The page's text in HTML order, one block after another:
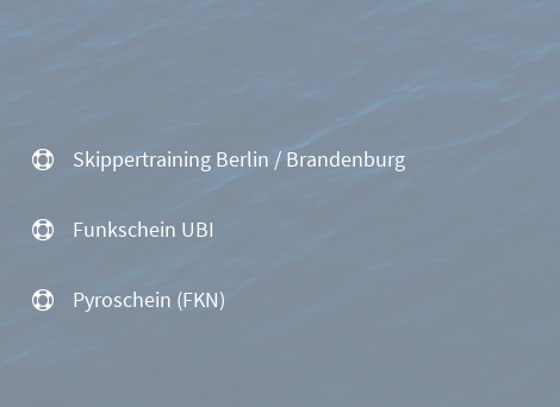
Skippertraining Berlin / Brandenburg
Funkschein UBI
Pyroschein (FKN)